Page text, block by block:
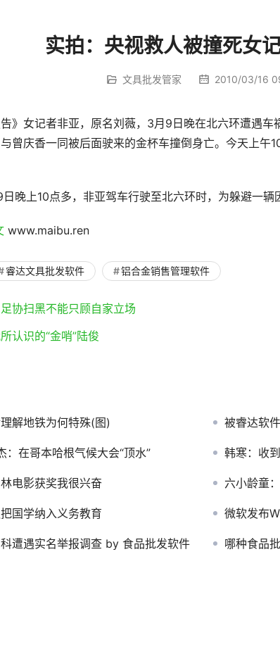
实拍：央视救人被撞死女
文具批发管家 2010/03/16
》女记者非亚，原名刘薇，3月9日晚在北六环遭遇
曾庆香一同被后面驶来的金杯车撞倒身亡。今天上午
晚上10点多，非亚驾车行驶至北六环时，为躲避一
www.maibu.ren
睿达文具批发软件 铝合金销售管理软件
协扫黑不能只顾自家立场
认识的“金哨”陆俊
解地铁为何特殊(图) 被睿达软
：在哥本哈根气候大会“顶水” 韩寒：收
电影获奖我很兴奋 六小龄童
国学纳入义务教育 微软发布
科遭遇实名举报调查 by 食品批发软件 哪种食品